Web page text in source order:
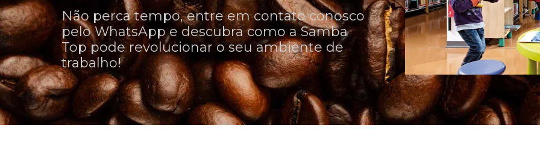
Não perca tempo, entre em contato conosco
pelo WhatsApp e descubra como a Samba
Top pode revolucionar o seu ambiente de
trabalho!